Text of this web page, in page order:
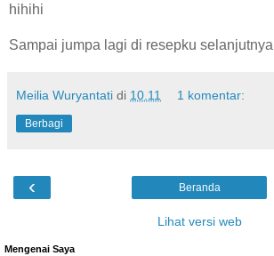
hihihi
Sampai jumpa lagi di resepku
Meilia Wuryantati di 10.11 1 komentar:
Berbagi
‹ Beranda
Lihat versi web
Mengenai Saya